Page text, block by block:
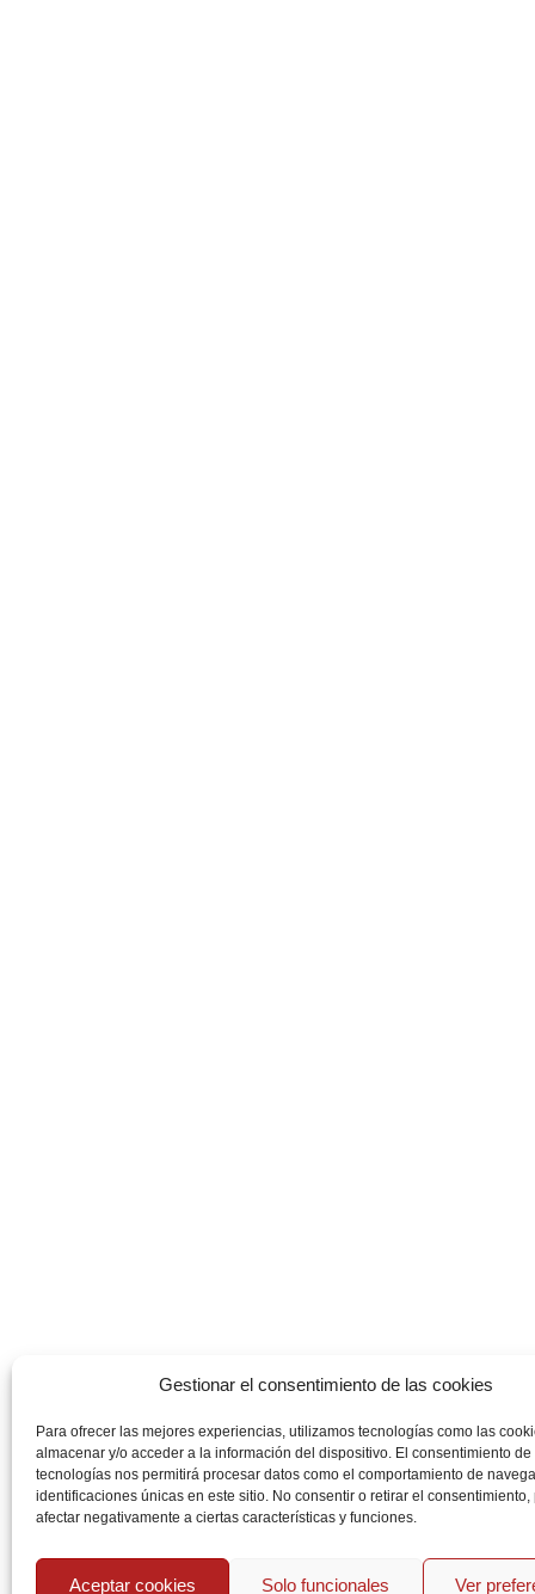
Gestionar el consentimiento de las cookies
Para ofrecer las mejores experiencias, utilizamos tecnologías como las
almacenar y/o acceder a la información del dispositivo. El consentimiento de
tecnologías nos permitirá procesar datos como el comportamiento de
identificaciones únicas en este sitio. No consentir o retirar el consentimiento,
afectar negativamente a ciertas características y funciones.
Aceptar cookies Solo funcionales Ver